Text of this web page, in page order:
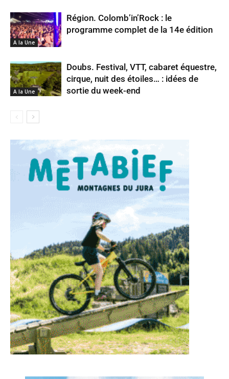
A la Une
Région. Colomb’in’Rock : le
programme complet de la 14e édition
A la Une
Doubs. Festival, VTT, cabaret équestre,
cirque, nuit des étoiles… : idées de
sortie du week-end